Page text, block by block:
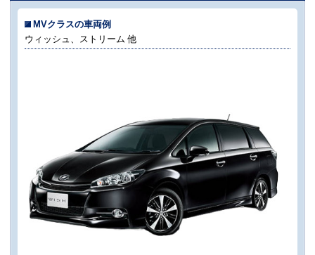
MVクラスの車両例
ウィッシュ、ストリーム 他